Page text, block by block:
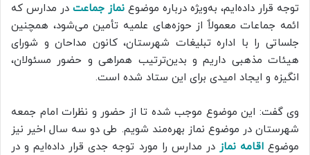
توجه قرار داده‌ایم، به‌ویژه درباره موضوع نماز جماعت در مدارس که
ائمه جماعات معمولاٌ از حوزه‌های علمیه تأمین می‌شود، همچنین
جلساتی را با اداره تبلیغات شهرستان، کانون مداحان و شورای
هیئات مذهبی داریم و بدین‌ترتیب همراهی و حضور مسئولان،
انگیزه و ایجاد امیدی برای این ستاد شده است.
وی گفت: این موضوع موجب شده تا از حضور و نظرات امام جمعه
شهرستان در موضوع نماز بهره‌مند شویم. طی دو سه سال اخیر نیز
موضوعاقامه نماز در مدارس را مورد توجه جدی قرار داده‌ایم و در